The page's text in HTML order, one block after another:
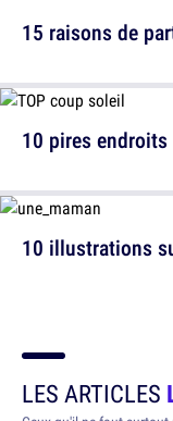
10 pires
15 raisons de
10 illustrations
LES ARTICLES